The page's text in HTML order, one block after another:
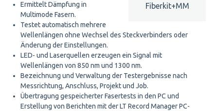
Fiberkit+MM
Ermittelt Dämpfung in
Multimode Fasern.
Testet automatisch mehrere
Wellenlängen ohne Wechsel des Steckverbinders oder
Änderung der Einstellungen.
LED- und Laserquellen erzeugen ein Signal mit
Wellenlängen von 850 nm und 1300 nm.
Bezeichnung und Verwaltung der Testergebnisse nach
Messrichtung, Anschluss, Projekt und Job.
Übertragung gespeicherter Fasertests in den PC und
Erstellung von Berichten mit der LT Record Manager PC-